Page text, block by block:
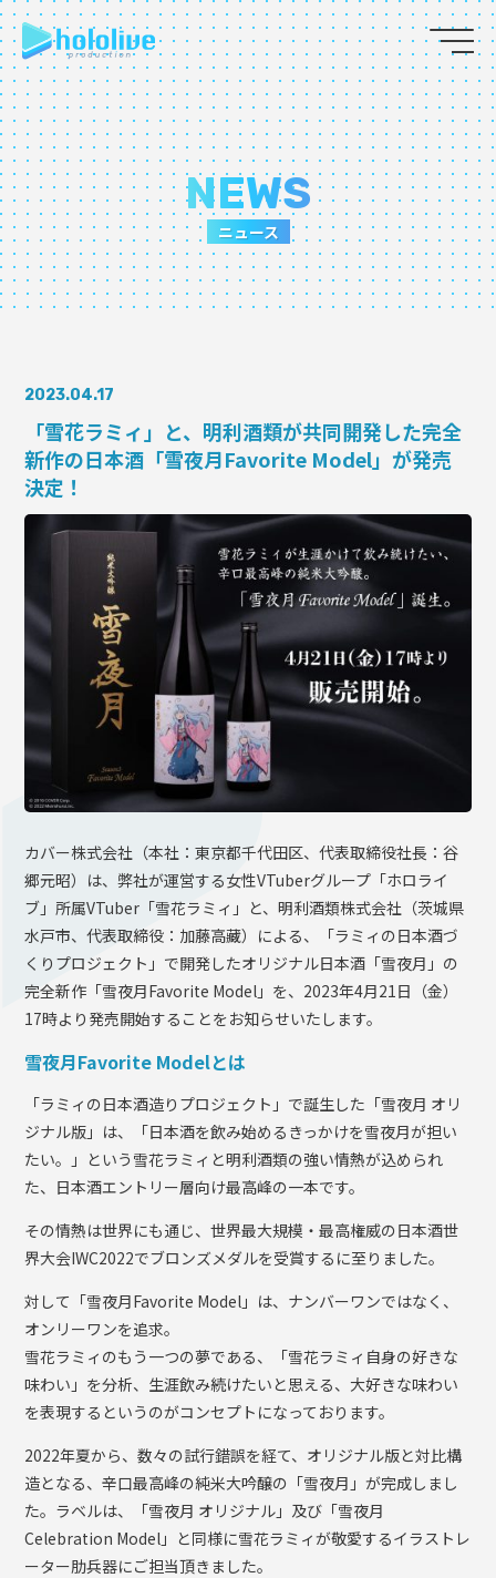
EN
JP
ABOUT
TALENT
NEWS
COLLABORATION
SUPPORT ADVERTISING
OFFICIAL SHOP
HOLODULE
会社概要
プライバシーポリシー
未成年の方々へのお願い
二次創作ガイドライン
よくある質問
サポーターガイドライン
NEWS
ニュース
2023.04.17
「雪花ラミィ」と、明利酒類が共同開発した完全
新作の日本酒「雪夜月Favorite Model」が発売
決定！
カバー株式会社（本社：東京都千代田区、代表取締役社長：谷
郷元昭）は、弊社が運営する女性VTuberグループ「ホロライ
ブ」所属VTuber「雪花ラミィ」と、明利酒類株式会社（茨城県
水戸市、代表取締役：加藤高藏）による、「ラミィの日本酒づ
くりプロジェクト」で開発したオリジナル日本酒「雪夜月」の
完全新作「雪夜月Favorite Model」を、2023年4月21日（金）
17時より発売開始することをお知らせいたします。
雪夜月Favorite Modelとは
「ラミィの日本酒造りプロジェクト」で誕生した「雪夜月 オリ
ジナル版」は、「日本酒を飲み始めるきっかけを雪夜月が担い
たい。」という雪花ラミィと明利酒類の強い情熱が込められ
た、日本酒エントリー層向け最高峰の一本です。
その情熱は世界にも通じ、世界最大規模・最高権威の日本酒世
界大会IWC2022でブロンズメダルを受賞するに至りました。
対して「雪夜月Favorite Model」は、ナンバーワンではなく、
オンリーワンを追求。
雪花ラミィのもう一つの夢である、「雪花ラミィ自身の好きな
味わい」を分析、生涯飲み続けたいと思える、大好きな味わい
を表現するというのがコンセプトになっております。
2022年夏から、数々の試行錯誤を経て、オリジナル版と対比構
造となる、辛口最高峰の純米大吟醸の「雪夜月」が完成しまし
た。ラベルは、「雪夜月 オリジナル」及び「雪夜月
Celebration Model」と同様に雪花ラミィが敬愛するイラストレ
ーター肋兵器にご担当頂きました。